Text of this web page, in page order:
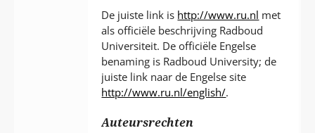
De juiste link is http://www.ru.nl met
als officiële beschrijving Radboud
Universiteit. De officiële Engelse
benaming is Radboud University; de
juiste link naar de Engelse site
http://www.ru.nl/english/.
Auteursrechten